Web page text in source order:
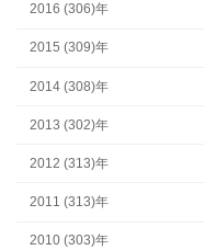
2016 (306)年
2015 (309)年
2014 (308)年
2013 (302)年
2012 (313)年
2011 (313)年
2010 (303)年